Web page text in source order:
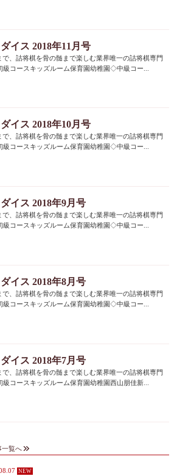
イス 2018年11月号
で、詰将棋を骨の髄まで楽しむ業界唯一の詰将棋専門
コースキッズルーム保育園幼稚園◇中級コー...
イス 2018年10月号
で、詰将棋を骨の髄まで楽しむ業界唯一の詰将棋専門
コースキッズルーム保育園幼稚園◇中級コー...
イス 2018年9月号
で、詰将棋を骨の髄まで楽しむ業界唯一の詰将棋専門
コースキッズルーム保育園幼稚園◇中級コー...
イス 2018年8月号
で、詰将棋を骨の髄まで楽しむ業界唯一の詰将棋専門
コースキッズルーム保育園幼稚園◇中級コー...
イス 2018年7月号
で、詰将棋を骨の髄まで楽しむ業界唯一の詰将棋専門
コースキッズルーム保育園幼稚園西山朋佳新...
一覧へ